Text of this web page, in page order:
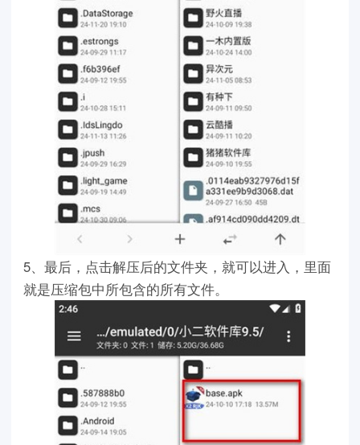
5、最后，点击解压后的文件夹，就可以进入，里面
就是压缩包中所包含的所有文件。